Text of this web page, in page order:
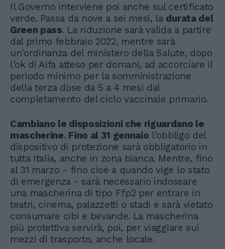
Il Governo interviene poi anche sul certificato
verde. Passa da nove a sei mesi, la durata del
Green pass. La riduzione sarà valida a partire
dal primo febbraio 2022, mentre sarà
un'ordinanza del ministero della Salute, dopo
l'ok di Aifa atteso per domani, ad accorciare il
periodo minimo per la somministrazione
della terza dose da 5 a 4 mesi dal
completamento del ciclo vaccinale primario.
Cambiano le disposizioni che riguardano le
mascherine. Fino al 31 gennaio l'obbligo del
dispositivo di protezione sarà obbligatorio in
tutta Italia, anche in zona bianca. Mentre, fino
al 31 marzo - fino cioè a quando vige lo stato
di emergenza - sarà necessario indossare
una mascherina di tipo Ffp2 per entrare in
teatri, cinema, palazzetti o stadi e sarà vietato
consumare cibi e bevande. La mascherina
più protettiva servirà, poi, per viaggiare sui
mezzi di trasporto, anche locale.